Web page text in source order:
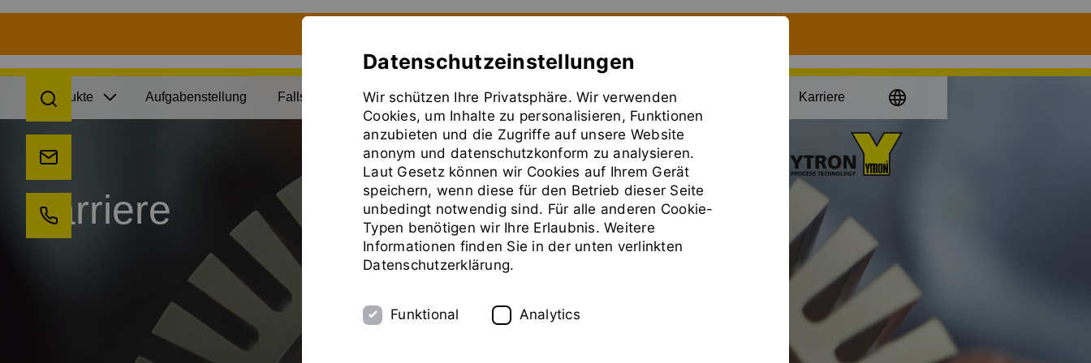
Karriere
Die Suche öffnen
Senden Sie uns eine E-Mail
Rufen Sie uns an
Produkte Aufgabenstellung Fallstudien Technikum Messen Vertretungen Unternehmen Karriere
Datenschutzeinstellungen
Wir schützen Ihre Privatsphäre. Wir verwenden
Cookies, um Inhalte zu personalisieren, Funktionen
anzubieten und die Zugriffe auf unsere Website
anonym und datenschutzkonform zu analysieren.
Laut Gesetz können wir Cookies auf Ihrem Gerät
speichern, wenn diese für den Betrieb dieser Seite
unbedingt notwendig sind. Für alle anderen Cookie-
Typen benötigen wir Ihre Erlaubnis. Weitere
Informationen finden Sie in der unten verlinkten
Datenschutzerklärung.
Funktional Analytics